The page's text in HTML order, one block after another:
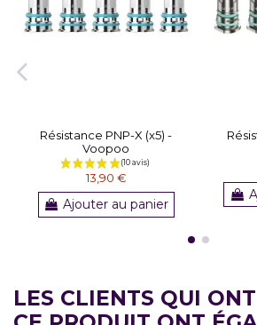
Résistance PNP-X (x5) -
Voopoo
13,90 €
Ajouter au panier
LES CLIENTS QUI